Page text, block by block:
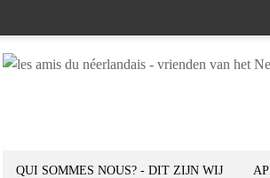
QUI SOMMES NOUS? - DIT ZIJN WIJ